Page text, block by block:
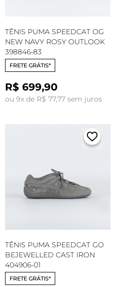
TÊNIS PUMA SPEEDCAT OG
NEW NAVY ROSY OUTLOOK
398846-83
FRETE GRÁTIS*
R$ 699,90
ou 9x de R$ 77,77 sem juros
TÊNIS PUMA SPEEDCAT GO
BEJEWELLED CAST IRON
404906-01
FRETE GRÁTIS*